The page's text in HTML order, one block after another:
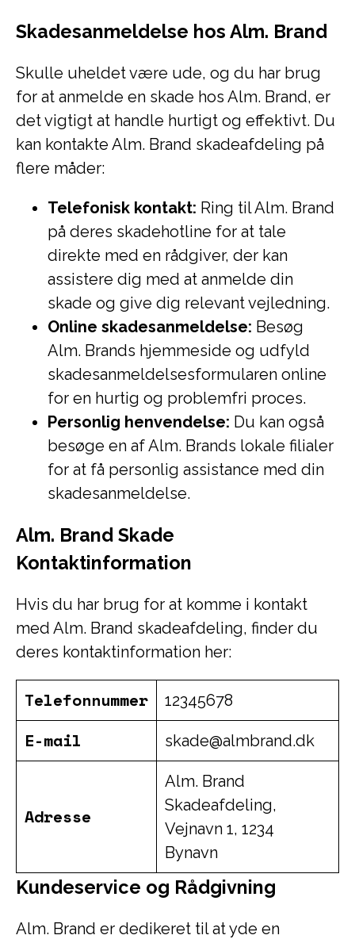
Skadesanmeldelse hos Alm. Brand
Skulle uheldet være ude, og du har brug
for at anmelde en skade hos Alm. Brand, er
det vigtigt at handle hurtigt og effektivt. Du
kan kontakte Alm. Brand skadeafdeling på
flere måder:
Telefonisk kontakt: Ring til Alm. Brand
på deres skadehotline for at tale
direkte med en rådgiver, der kan
assistere dig med at anmelde din
skade og give dig relevant vejledning.
Online skadesanmeldelse: Besøg
Alm. Brands hjemmeside og udfyld
skadesanmeldelsesformularen online
for en hurtig og problemfri proces.
Personlig henvendelse: Du kan også
besøge en af Alm. Brands lokale filialer
for at få personlig assistance med din
skadesanmeldelse.
Alm. Brand Skade
Kontaktinformation
Hvis du har brug for at komme i kontakt
med Alm. Brand skadeafdeling, finder du
deres kontaktinformation her:
Telefonnummer 12345678
E-mail skade@almbrand.dk
Adresse
Alm. Brand
Skadeafdeling,
Vejnavn 1, 1234
Bynavn
Kundeservice og Rådgivning
Alm. Brand er dedikeret til at yde en